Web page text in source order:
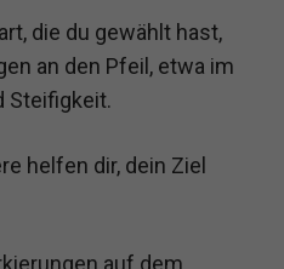
die du gewählt hast,
an den Pfeil, etwa im
Steifigkeit.
helfen dir, dein Ziel
auf dem